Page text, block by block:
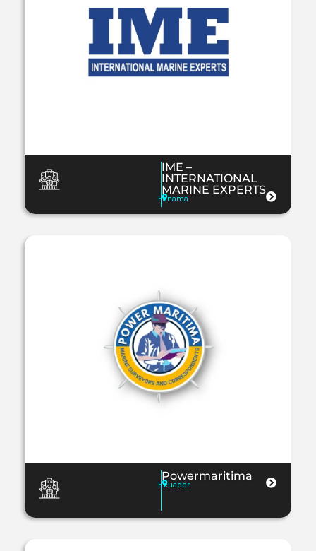
IME –
INTERNATIONAL
MARINE EXPERTS
Panamá
Powermaritima
Ecuador